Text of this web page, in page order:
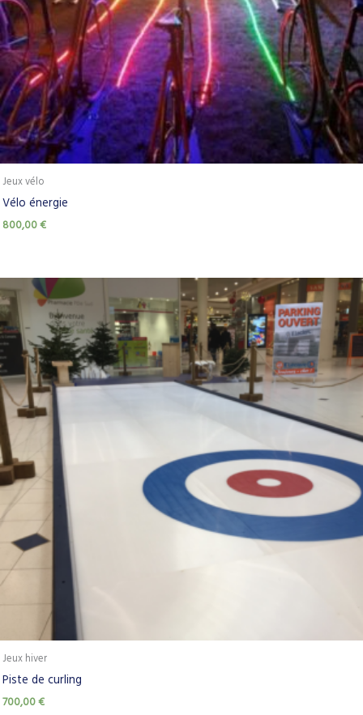
Jeux vélo
Vélo énergie
800,00€
Jeux hiver
Piste de curling
700,00€